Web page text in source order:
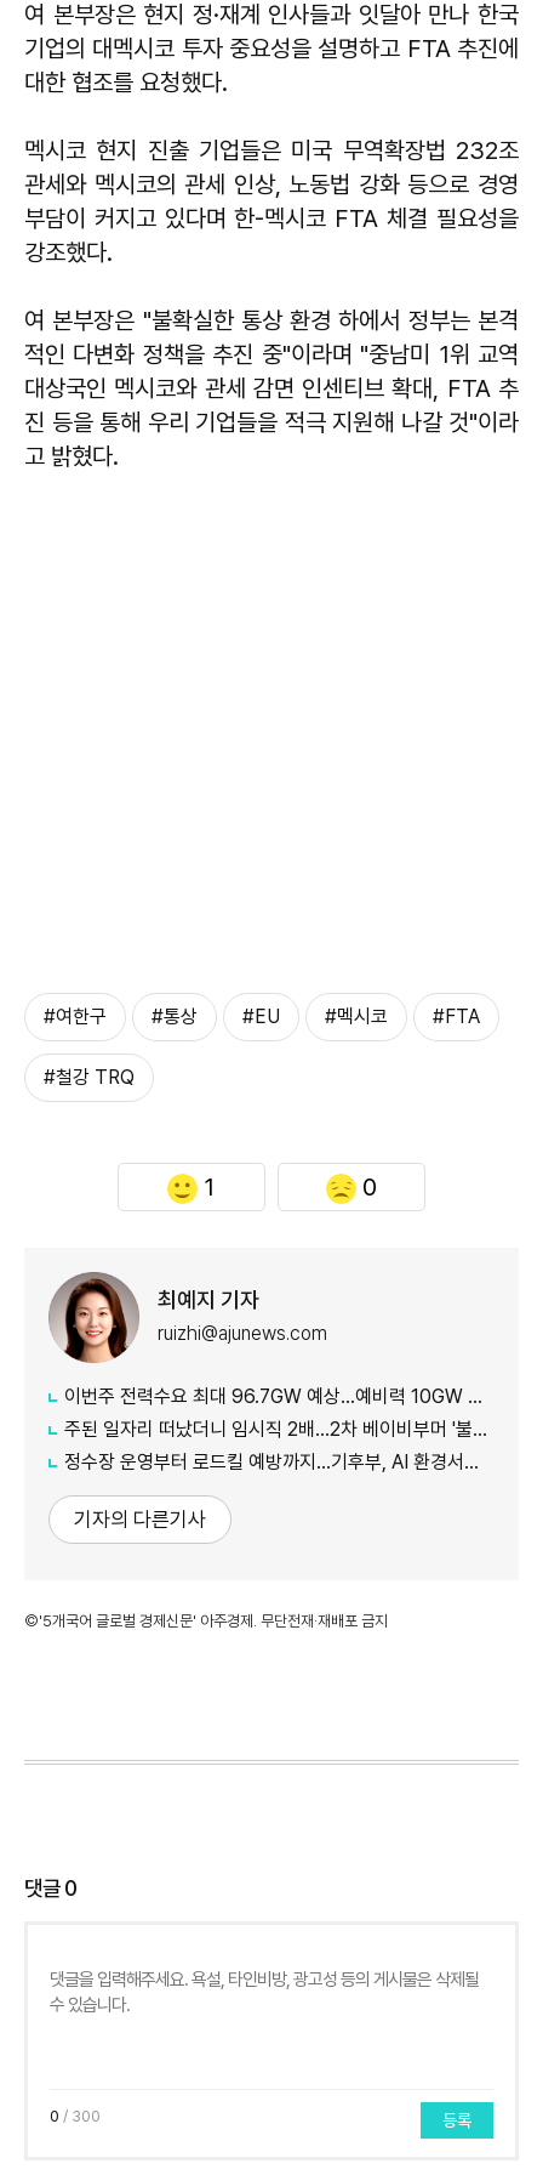
여 본부장은 현지 정·재계 인사들과 잇달아 만나 한국
기업의 대멕시코 투자 중요성을 설명하고 FTA 추진에
대한 협조를 요청했다.
멕시코 현지 진출 기업들은 미국 무역확장법 232조
관세와 멕시코의 관세 인상, 노동법 강화 등으로 경영
부담이 커지고 있다며 한-멕시코 FTA 체결 필요성을
강조했다.
여 본부장은 "불확실한 통상 환경 하에서 정부는 본격
적인 다변화 정책을 추진 중"이라며 "중남미 1위 교역
대상국인 멕시코와 관세 감면 인센티브 확대, FTA 추
진 등을 통해 우리 기업들을 적극 지원해 나갈 것"이라
고 밝혔다.
#여한구 #통상 #EU #멕시코 #FTA
#철강 TRQ
1 0
최예지 기자
ruizhi@ajunews.com
이번주 전력수요 최대 96.7GW 예상…예비력 10GW 이상
주된 일자리 떠났더니 임시직 2배…2차 베이비부머 '불안한 재취업'
정수장 운영부터 로드킬 예방까지…기후부, AI 환경서비스 확대
기자의 다른기사
©'5개국어 글로벌 경제신문' 아주경제. 무단전재·재배포 금지
댓글0
0 / 300 등록